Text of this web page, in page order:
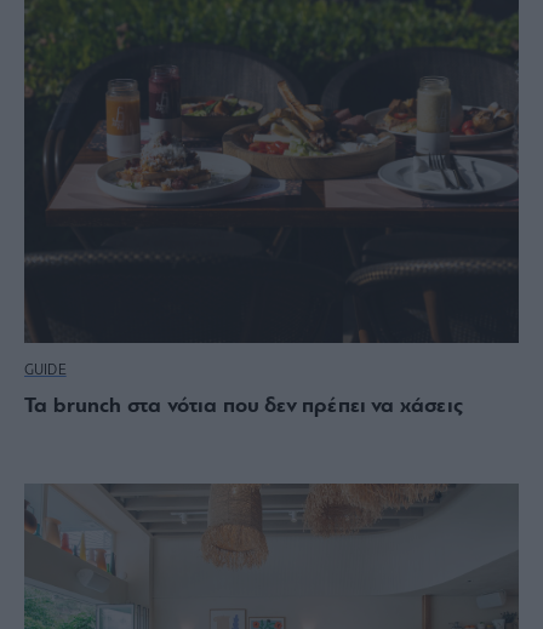
GUIDE
Τα brunch στα νότια που δεν πρέπει να χάσεις